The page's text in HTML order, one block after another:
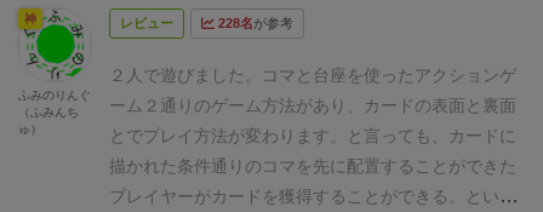
体、少し長い形をした蛇の駒などが混合しています。
箱を傾けては、転がって入口がつっかえたり1縄で思
ったように運ぶことができないです。 遊んでいて上手
く運べないことにイライラしながらも、誰よりも早く
お題を完成させて「パニックマンション！！」という
と、とても気持ちよく出来ています。 あと、箱を傾け
トントン叩く微調整が意外と楽しい動きです。他のプ
で、奇声を発しながら箱を叩き、目玉やクモを暴れさ
ームなので、親戚の子供が集まった時のアイスブレイ
クなどには有効かもです。
レビュー 228名が参考
２人で遊びました。
コマと台座を使ったアクションゲ
ーム ２通りのゲーム方法があり、カードの表面と裏面
とでプレイ方法が変わります。
と言っても、カードに
描かれた条件通りのコマを先に配置することができた
プレイヤーがカードを獲得することができる。という
神
ふみのりんぐ
（ふみんち
ゅ）